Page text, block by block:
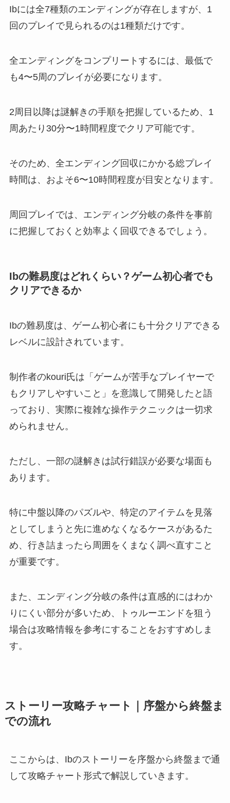
Ibには全7種類のエンディングが存在しますが、1
回のプレイで見られるのは1種類だけです。
全エンディングをコンプリートするには、最低で
も4〜5周のプレイが必要になります。
2周目以降は謎解きの手順を把握しているため、1
周あたり30分〜1時間程度でクリア可能です。
そのため、全エンディング回収にかかる総プレイ
時間は、およそ6〜10時間程度が目安となります。
周回プレイでは、エンディング分岐の条件を事前
に把握しておくと効率よく回収できるでしょう。
Ibの難易度はどれくらい？ゲーム初心者でも
クリアできるか
Ibの難易度は、ゲーム初心者にも十分クリアできる
レベルに設計されています。
制作者のkouri氏は「ゲームが苦手なプレイヤーで
もクリアしやすいこと」を意識して開発したと語
っており、実際に複雑な操作テクニックは一切求
められません。
ただし、一部の謎解きは試行錯誤が必要な場面も
あります。
特に中盤以降のパズルや、特定のアイテムを見落
としてしまうと先に進めなくなるケースがあるた
め、行き詰まったら周囲をくまなく調べ直すこと
が重要です。
また、エンディング分岐の条件は直感的にはわか
りにくい部分が多いため、トゥルーエンドを狙う
場合は攻略情報を参考にすることをおすすめしま
す。
ストーリー攻略チャート｜序盤から終盤ま
での流れ
ここからは、Ibのストーリーを序盤から終盤まで通
して攻略チャート形式で解説していきます。